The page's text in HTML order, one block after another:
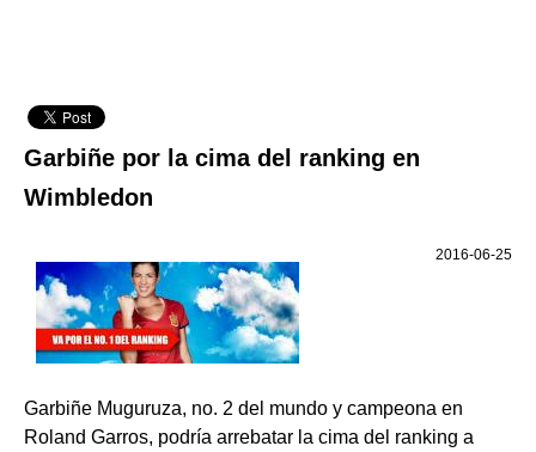
Garbiñe por la cima del ranking en
Wimbledon
2016-06-25
Garbiñe Muguruza, no. 2 del mundo y campeona en
Roland Garros, podría arrebatar la cima del ranking a